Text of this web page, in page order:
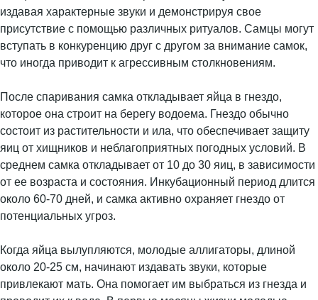
издавая характерные звуки и демонстрируя свое
присутствие с помощью различных ритуалов. Самцы могут
вступать в конкуренцию друг с другом за внимание самок,
что иногда приводит к агрессивным столкновениям.
После спаривания самка откладывает яйца в гнездо,
которое она строит на берегу водоема. Гнездо обычно
состоит из растительности и ила, что обеспечивает защиту
яиц от хищников и неблагоприятных погодных условий. В
среднем самка откладывает от 10 до 30 яиц, в зависимости
от ее возраста и состояния. Инкубационный период длится
около 60-70 дней, и самка активно охраняет гнездо от
потенциальных угроз.
Когда яйца вылупляются, молодые аллигаторы, длиной
около 20-25 см, начинают издавать звуки, которые
привлекают мать. Она помогает им выбраться из гнезда и